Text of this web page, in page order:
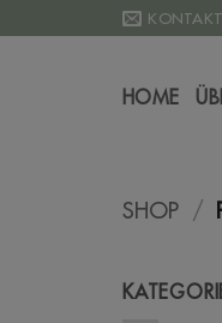
Inhalt
KONTAKT
HOME
SHOP /